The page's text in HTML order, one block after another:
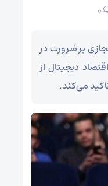
۰
بر ضرورت در
دیجیتال از
می‌کند.